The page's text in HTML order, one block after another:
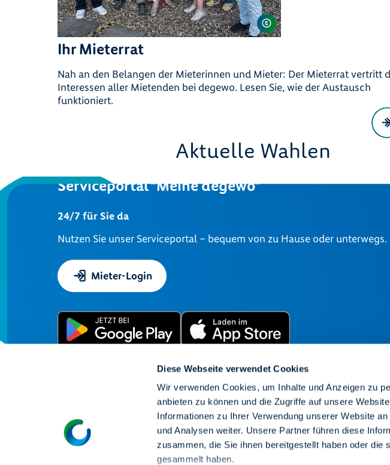
Diese Webseite verwendet Cookies
Wir verwenden Cookies, um Inhalte und Anzeigen zu
anbieten zu können und die Zugriffe auf unsere
Informationen zu Ihrer Verwendung unserer Website
und Analysen weiter. Unsere Partner führen diese
zusammen, die Sie ihnen bereitgestellt haben oder die
gesammelt haben.
Ihr Mieterrat
Nah an den Belangen der Mieterinnen und Mieter: Der Mieterrat vertritt
Interessen aller Mietenden bei degewo. Lesen Sie, wie der Austausch
funktioniert.
Aktuelle Wahlen
Serviceportal "Meine degewo"
24/7 für Sie da
Nutzen Sie unser Serviceportal – bequem von zu Hause oder unterwegs.
Mieter-Login